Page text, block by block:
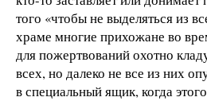
того «чтобы не выделяться из
храме многие прихожане во
для пожертвований охотно
всех, но далеко не все из них
в специальный ящик, когда